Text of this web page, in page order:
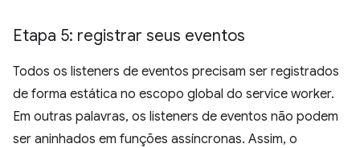
Etapa 5: registrar seus eventos
Todos os listeners de eventos precisam ser registrados
de forma estática no escopo global do service worker.
Em outras palavras, os listeners de eventos não podem
ser aninhados em funções assíncronas. Assim, o